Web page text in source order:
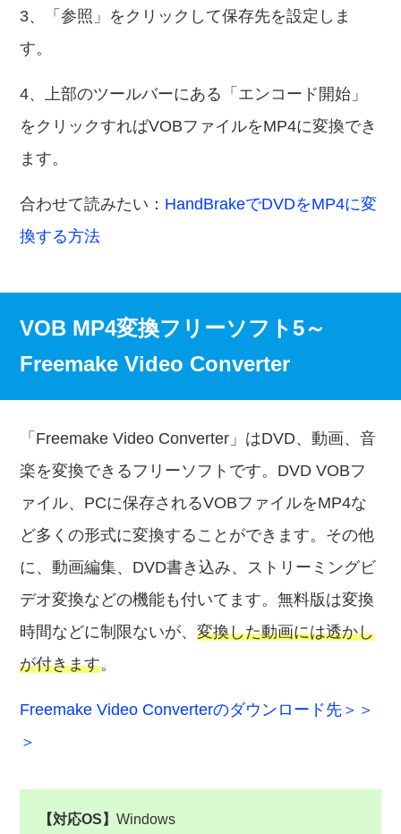
3、「参照」をクリックして保存先を設定しま
す。
4、上部のツールバーにある「エンコード開始」
をクリックすればVOBファイルをMP4に変換でき
ます。
合わせて読みたい： HandBrakeでDVDをMP4に変
換する方法
VOB MP4変換フリーソフト5～
Freemake Video Converter
「Freemake Video Converter」はDVD、動画、音
楽を変換できるフリーソフトです。DVD VOBフ
ァイル、PCに保存されるVOBファイルをMP4な
ど多くの形式に変換することができます。その他
に、動画編集、DVD書き込み、ストリーミングビ
デオ変換などの機能も付いてます。無料版は変換
時間などに制限ないが、変換した動画には透かし
が付きます。
Freemake Video Converterのダウンロード先＞＞
＞
【対応OS】 Windows